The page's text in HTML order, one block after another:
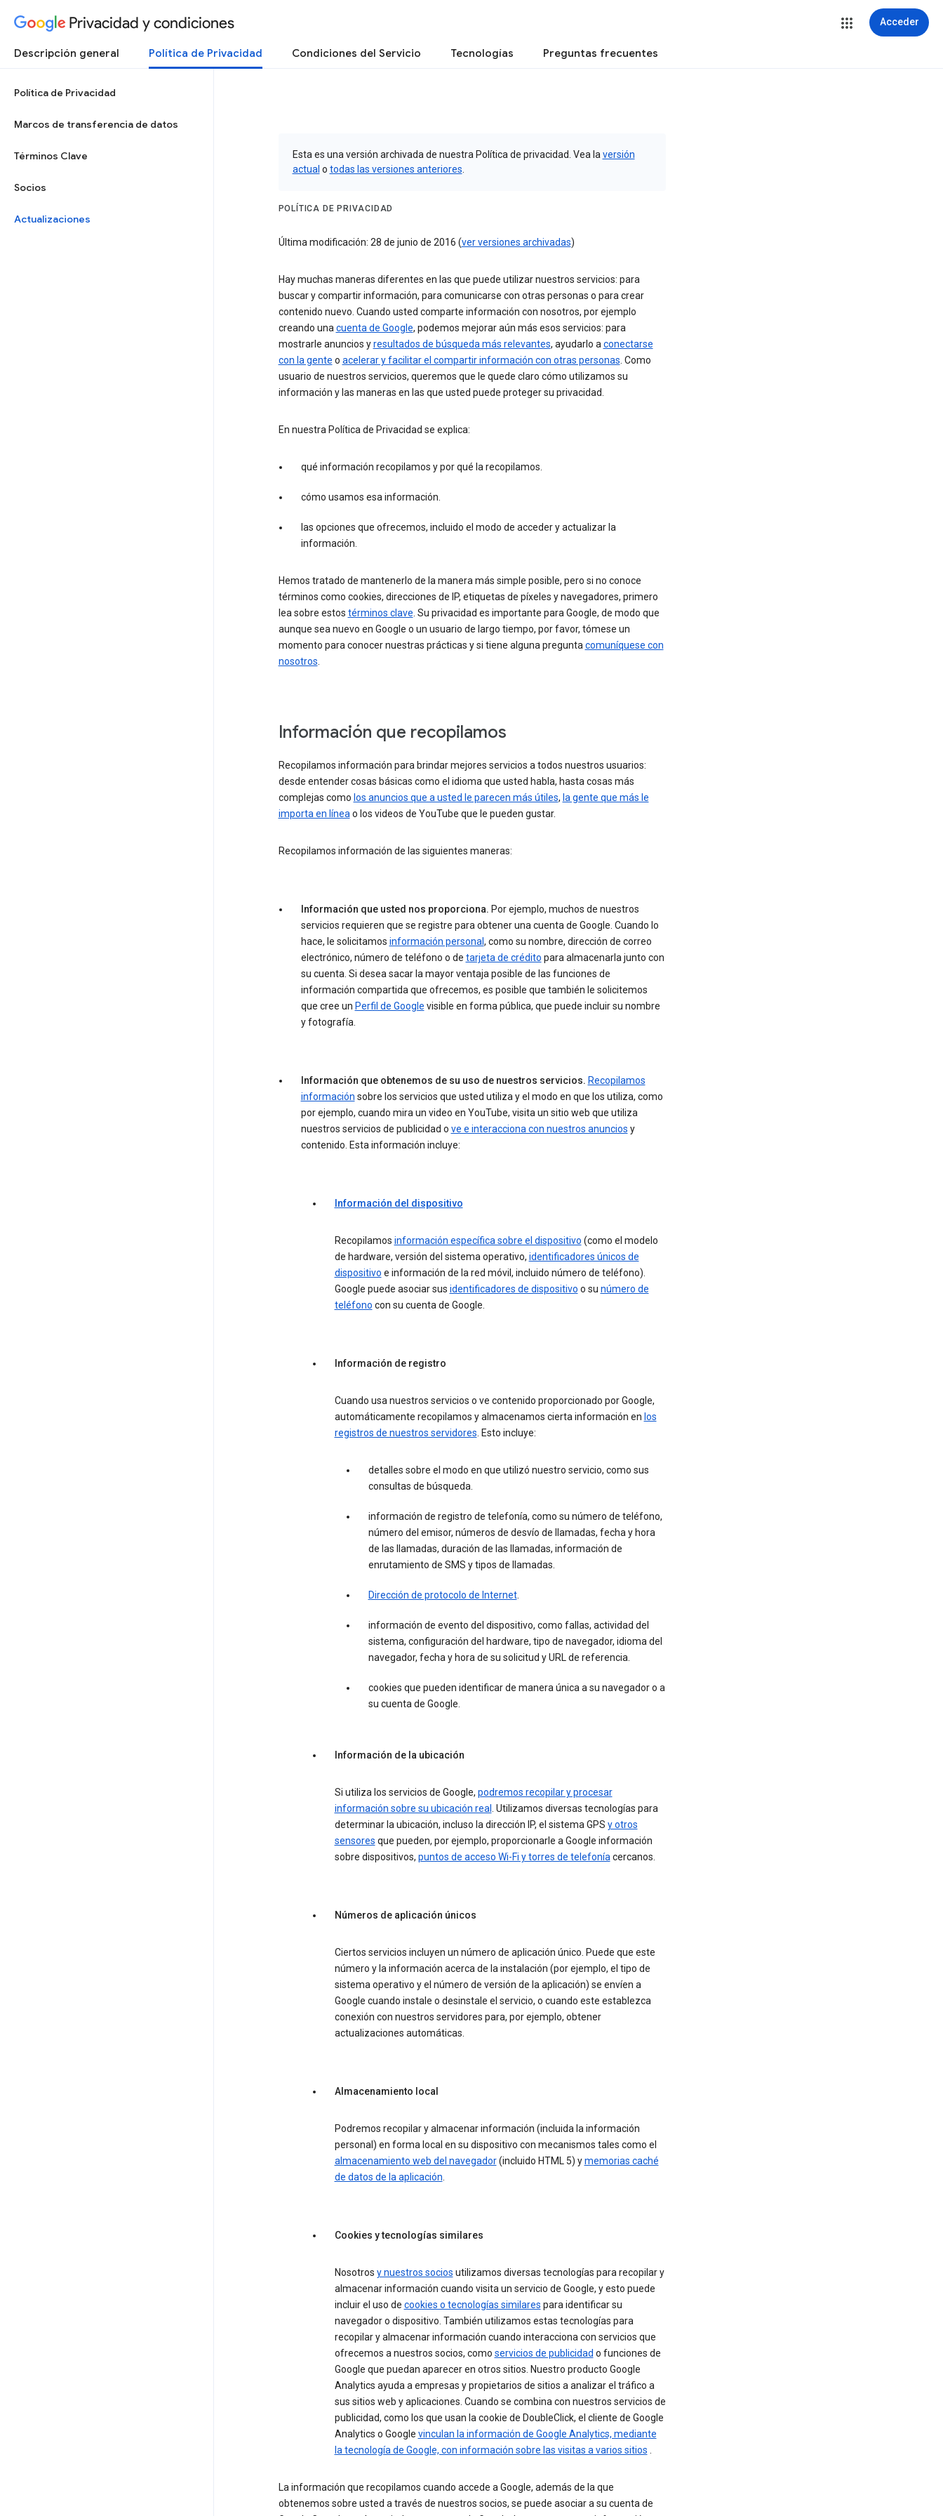
Privacidad y condiciones Acceder
Descripción general Política de Privacidad Condiciones del Servicio Tecnologías Preguntas frecuentes
Política de Privacidad
Marcos de transferencia de datos
Términos Clave
Socios
Actualizaciones
Esta es una versión archivada de nuestra Política de privacidad. Vea la versión
actual o todas las versiones anteriores
POLÍTICA DE PRIVACIDAD
Última modificación: 28 de junio de 2016 (ver versiones archivadas)
Hay muchas maneras diferentes en las que puede utilizar nuestros servicios: para
buscar y compartir información, para comunicarse con otras personas o para crear
contenido nuevo. Cuando usted comparte información con nosotros, por ejemplo
creando unacuenta de Google, podemos mejorar aún más esos servicios: para
mostrarle anuncios yresultados de búsqueda más relevantes, ayudarlo aconectarse
con la gente o acelerar y facilitar el compartir información con otras personas. Como
usuario de nuestros servicios, queremos que le quede claro cómo utilizamos su
información y las maneras en las que usted puede proteger su privacidad.
En nuestra Política de Privacidad se explica:
qué información recopilamos y por qué la recopilamos.
cómo usamos esa información.
las opciones que ofrecemos, incluido el modo de acceder y actualizar la
información.
Hemos tratado de mantenerlo de la manera más simple posible, pero si no conoce
términos como cookies, direcciones de IP, etiquetas de píxeles y navegadores, primero
lea sobre estos términos clave. Su privacidad es importante para Google, de modo que
aunque sea nuevo en Google o un usuario de largo tiempo, por favor, tómese un
momento para conocer nuestras prácticas y si tiene alguna preguntacomuníquese con
nosotros.
Información que recopilamos
Recopilamos información para brindar mejores servicios a todos nuestros usuarios:
desde entender cosas básicas como el idioma que usted habla, hasta cosas más
complejas como los anuncios que a usted le parecen más útiles, la gente que más le
importa en líneao los videos de YouTube que le pueden gustar.
Recopilamos información de las siguientes maneras:
Información que usted nos proporciona. Por ejemplo, muchos de nuestros
servicios requieren que se registre para obtener una cuenta de Google. Cuando lo
hace, le solicitamos información personal, como su nombre, dirección de correo
electrónico, número de teléfono o de tarjeta de crédito para almacenarla junto con
su cuenta. Si desea sacar la mayor ventaja posible de las funciones de
información compartida que ofrecemos, es posible que también le solicitemos
que cree un Perfil de Google visible en forma pública, que puede incluir su nombre
y fotografía.
Información que obtenemos de su uso de nuestros servicios. Recopilamos
información sobre los servicios que usted utiliza y el modo en que los utiliza, como
por ejemplo, cuando mira un video en YouTube, visita un sitio web que utiliza
nuestros servicios de publicidad o ve e interacciona con nuestros anuncios y
contenido. Esta información incluye:
Información del dispositivo
Recopilamos información específica sobre el dispositivo (como el modelo
de hardware, versión del sistema operativo, identificadores únicos de
dispositivo e información de la red móvil, incluido número de teléfono).
Google puede asociar sus identificadores de dispositivo o su número de
teléfono con su cuenta de Google.
Información de registro
Cuando usa nuestros servicios o ve contenido proporcionado por Google,
automáticamente recopilamos y almacenamos cierta información en los
registros de nuestros servidores. Esto incluye:
detalles sobre el modo en que utilizó nuestro servicio, como sus
consultas de búsqueda.
información de registro de telefonía, como su número de teléfono,
número del emisor, números de desvío de llamadas, fecha y hora
de las llamadas, duración de las llamadas, información de
enrutamiento de SMS y tipos de llamadas.
Dirección de protocolo de Internet.
información de evento del dispositivo, como fallas, actividad del
sistema, configuración del hardware, tipo de navegador, idioma del
navegador, fecha y hora de su solicitud y URL de referencia.
cookies que pueden identificar de manera única a su navegador o a
su cuenta de Google.
Información de la ubicación
Si utiliza los servicios de Google, podremos recopilar y procesar
información sobre su ubicación real. Utilizamos diversas tecnologías para
determinar la ubicación, incluso la dirección IP, el sistema GPS y otros
sensores que pueden, por ejemplo, proporcionarle a Google información
sobre dispositivos, puntos de acceso Wi-Fi y torres de telefoníacercanos.
Números de aplicación únicos
Ciertos servicios incluyen un número de aplicación único. Puede que este
número y la información acerca de la instalación (por ejemplo, el tipo de
sistema operativo y el número de versión de la aplicación) se envíen a
Google cuando instale o desinstale el servicio, o cuando este establezca
conexión con nuestros servidores para, por ejemplo, obtener
actualizaciones automáticas.
Almacenamiento local
Podremos recopilar y almacenar información (incluida la información
personal) en forma local en su dispositivo con mecanismos tales como el
almacenamiento web del navegador(incluido HTML 5) ymemorias caché
de datos de la aplicación.
Cookies y tecnologías similares
Nosotros y nuestros socios utilizamos diversas tecnologías para recopilar y
almacenar información cuando visita un servicio de Google, y esto puede
incluir el uso de cookies o tecnologías similares para identificar su
navegador o dispositivo. También utilizamos estas tecnologías para
recopilar y almacenar información cuando interacciona con servicios que
ofrecemos a nuestros socios, como servicios de publicidad o funciones de
Google que puedan aparecer en otros sitios. Nuestro producto Google
Analytics ayuda a empresas y propietarios de sitios a analizar el tráfico a
sus sitios web y aplicaciones. Cuando se combina con nuestros servicios de
publicidad, como los que usan la cookie de DoubleClick, el cliente de Google
Analytics o Google vinculan la información de Google Analytics, mediante
la tecnología de Google, con información sobre las visitas a varios sitios .
La información que recopilamos cuando accede a Google, además de la que
obtenemos sobre usted a través de nuestros socios, se puede asociar a su cuenta de